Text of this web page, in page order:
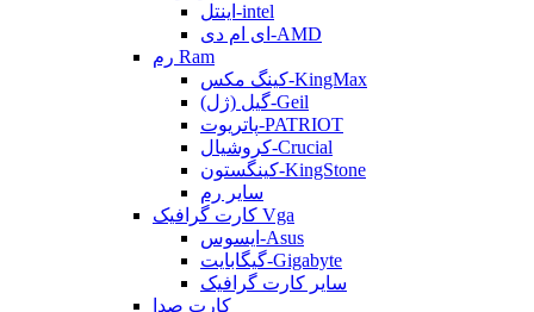
اینتل-intel
ای ام دی-AMD
رم Ram
کینگ مکس-KingMax
گیل (ژل)-Geil
پاتریوت-PATRIOT
کروشیال-Crucial
کینگستون-KingStone
سایر رم
کارت گرافیک Vga
ایسوس-Asus
گیگابایت-Gigabyte
سایر کارت گرافیک
کارت صدا